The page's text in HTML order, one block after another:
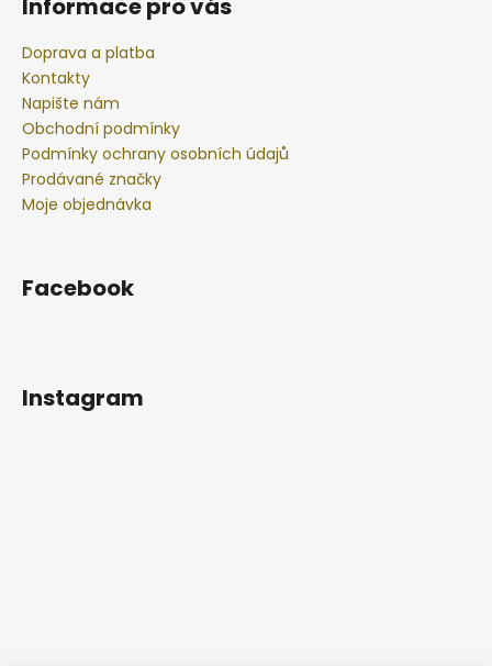
Informace pro vás
Doprava a platba
Kontakty
Napište nám
Obchodní podmínky
Podmínky ochrany osobních údajů
Prodávané značky
Moje objednávka
Facebook
Instagram